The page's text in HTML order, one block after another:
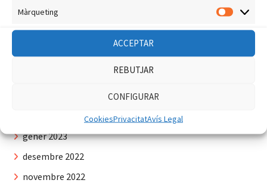
Màrqueting
ACCEPTAR
REBUTJAR
CONFIGURAR
CookiesPrivacitatAvís Legal
juliol 2023
maig 2023
gener 2023
desembre 2022
novembre 2022